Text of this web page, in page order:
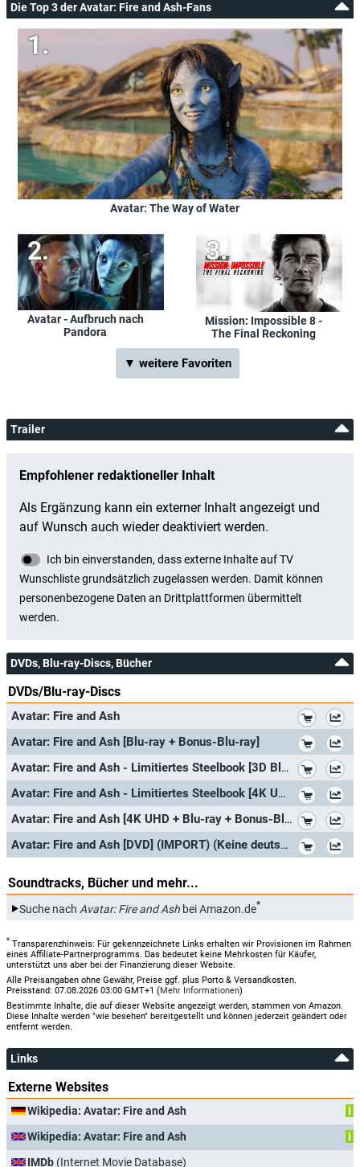
Die Top 3 der Avatar: Fire and Ash-Fans
Avatar: The Way of Water
Avatar - Aufbruch nach
Pandora
Mission: Impossible 8 -
The Final Reckoning
▼ weitere Favoriten
Trailer
DVDs, Blu-ray-Discs, Bücher
DVDs/Blu-ray-Discs
Avatar: Fire and Ash
Avatar: Fire and Ash [Blu-ray + Bonus-Blu-ray]
Avatar: Fire and Ash - Limitiertes Steelbook [3D Blu-ray + 2D Blu-ray + Bonus-Blu-ray]
Avatar: Fire and Ash - Limitiertes Steelbook [4K UHD + Blu-ray + Bonus-Blu-ray]
Avatar: Fire and Ash [4K UHD + Blu-ray + Bonus-Blu-ray]
Avatar: Fire and Ash [DVD] (IMPORT) (Keine deutsche Version)
Soundtracks, Bücher und mehr...
Suche nach Avatar: Fire and Ash bei Amazon.de*
* Transparenzhinweis: Für gekennzeichnete Links erhalten wir Provisionen im Rahmen
eines Affiliate-Partnerprogramms. Das bedeutet keine Mehrkosten für Käufer,
unterstützt uns aber bei der Finanzierung dieser Website.
Alle Preisangaben ohne Gewähr, Preise ggf. plus Porto & Versandkosten.
Preisstand: 07.08.2026 03:00 GMT+1 (Mehr Informationen)
Bestimmte Inhalte, die auf dieser Website angezeigt werden, stammen von Amazon.
Diese Inhalte werden "wie besehen" bereitgestellt und können jederzeit geändert oder
entfernt werden.
Links
Externe Websites
Wikipedia: Avatar: Fire and Ash
I
Wikipedia: Avatar: Fire and Ash
I
IMDb (Internet Movie Database)